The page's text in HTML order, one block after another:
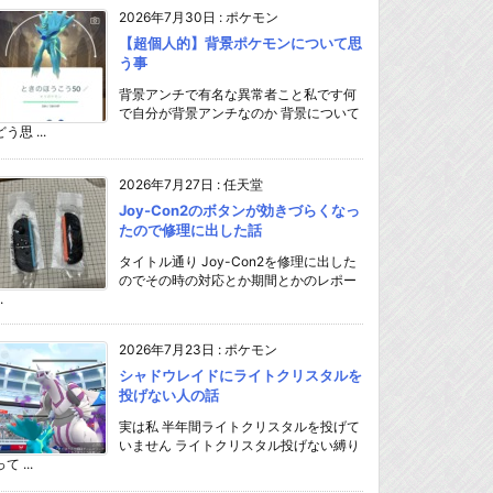
2026年7月30日 : ポケモン
【超個人的】背景ポケモンについて思
う事
背景アンチで有名な異常者こと私です何
で自分が背景アンチなのか 背景について
う思 ...
2026年7月27日 : 任天堂
Joy-Con2のボタンが効きづらくなっ
たので修理に出した話
タイトル通り Joy-Con2を修理に出した
のでその時の対応とか期間とかのレポー
2026年7月23日 : ポケモン
シャドウレイドにライトクリスタルを
投げない人の話
実は私 半年間ライトクリスタルを投げて
いません ライトクリスタル投げない縛り
て ...